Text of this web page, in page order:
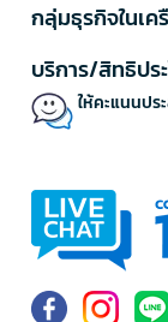
บ้าน
เลือกขนาดให้
หาสินค้าที่มีคว
ของตกแต่งต
นำ มั่นใจในคุณภาพแ
ครอบครัว ร้านค้า ไ
OFM มอบบริการที่ค
และหน้าร้าน พร้อม
กลุ่มธุรกิจในเค
บริการ/สิทธิปร
ให้คะแนนปร